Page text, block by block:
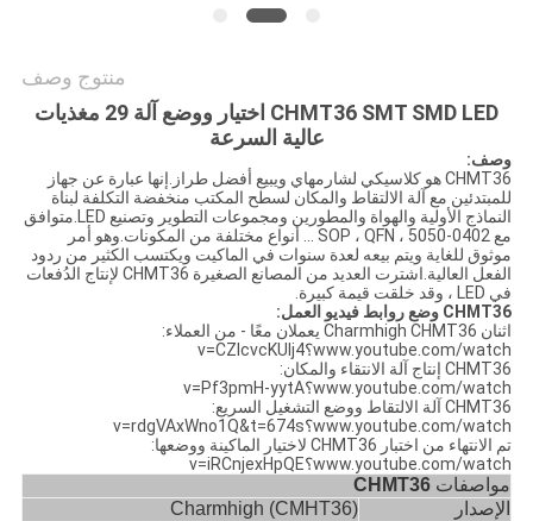
منتوج وصف
CHMT36 SMT SMD LED اختيار ووضع آلة 29 مغذيات
عالية السرعة
وصف:
CHMT36 هو كلاسيكي لشارمهاي ويبيع أفضل طراز.إنها عبارة عن جهاز
للمبتدئين مع آلة الالتقاط والمكان لسطح المكتب منخفضة التكلفة لبناة
النماذج الأولية والهواة والمطورين ومجموعات التطوير وتصنيع LED.متوافق
مع 0402-5050 ، SOP ، QFN ... أنواع مختلفة من المكونات.وهو أمر
موثوق للغاية ويتم بيعه لعدة سنوات في الماكيت ويكتسب الكثير من ردود
الفعل العالية.اشترت العديد من المصانع الصغيرة CHMT36 لإنتاج الدُفعات
في LED ، وقد خلقت قيمة كبيرة.
CHMT36 وضع روابط فيديو العمل:
اثنان Charmhigh CHMT36 يعملان معًا - من العملاء:
www.youtube.com/watch؟v=CZIcvcKUIj4
CHMT36 إنتاج آلة الانتقاء والمكان:
www.youtube.com/watch؟v=Pf3pmH-yytA
CHMT36 آلة الالتقاط ووضع التشغيل السريع:
www.youtube.com/watch؟v=rdgVAxWno1Q&t=674s
تم الانتهاء من اختبار CHMT36 لاختيار الماكينة ووضعها:
www.youtube.com/watch؟v=iRCnjexHpQE
مواصفات CHMT36
الإصدار
Charmhigh (CMHT36)